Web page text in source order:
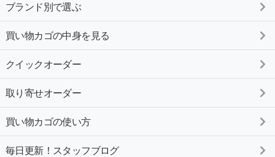
ブランド別で選ぶ
買い物カゴの中身を見る
クイックオーダー
取り寄せオーダー
買い物カゴの使い方
毎日更新！スタッフブログ